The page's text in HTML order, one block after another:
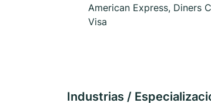
American Express, Diners
Visa
Industrias /